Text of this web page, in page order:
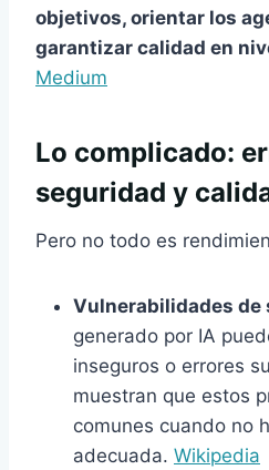
objetivos, orientar los
garantizar calidad en
Medium
Lo complicado:
seguridad y
Pero no todo es
Vulnerabilidades de
generado por IA
inseguros o errores
muestran que estos
comunes cuando no
adecuada. Wikipedia